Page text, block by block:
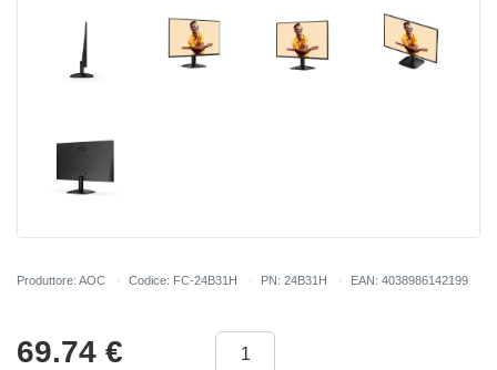
Produttore: AOC Codice: FC-24B31H PN: 24B31H EAN: 4038986142199
69.74 €